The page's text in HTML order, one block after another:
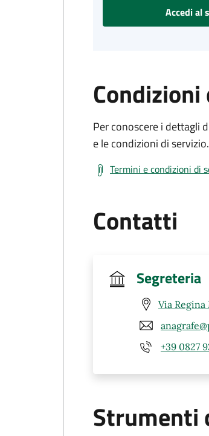
Accedi al
Per conoscere i dettagli
e le condizioni di servizio.
Termini e condizioni di
Contatti
Segreteria
Via Regina
+39 0827
Strumenti